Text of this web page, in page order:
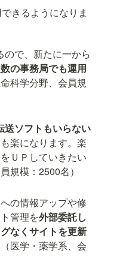
きるようになりま
で、新たに一から
の事務局でも運用
科学分野、会員規
送ソフトもいらない
楽になります。楽
ＵＰしていきたい
規模：2500名）
の情報アップや修
管理を外部委託し
なくサイトを更新
医学・薬学系、会